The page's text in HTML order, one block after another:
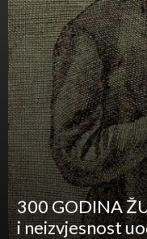
300 GODINA
i neizvjesnost